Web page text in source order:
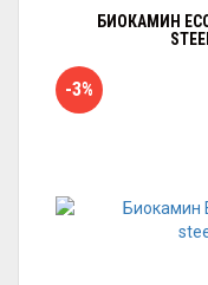
БИОКАМИН
-3%